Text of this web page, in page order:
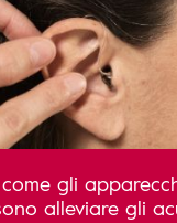
gli
alleviare gli